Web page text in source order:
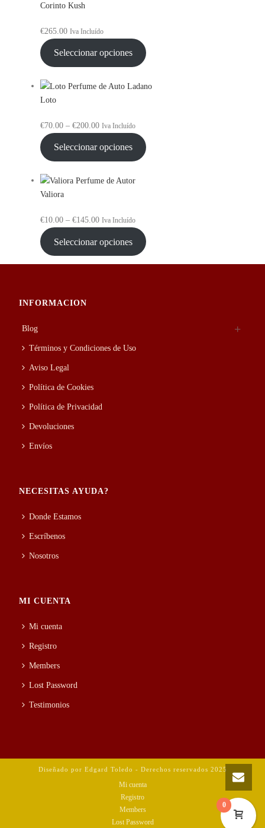
Corinto Kush
€265.00 Iva Incluído
Seleccionar opciones
Loto
€70.00 – €200.00Rango
precios:
€70.00
Iva Incluído
Seleccionar opciones
Valiora
€10.00 – €145.00Rango
precios:
Iva Incluído
Seleccionar opciones
INFORMACION
Blog
Términos y Condiciones de Uso
Aviso Legal
Política de Cookies
Política de Privacidad
Devoluciones
Envíos
NECESITAS AYUDA?
Donde Estamos
Escríbenos
Nosotros
MI CUENTA
Mi cuenta
Registro
Members
Lost Password
Testimonios
Diseñado por Edgard Toledo - Derechos reservados 2025
Mi cuenta
Registro
Members
Lost Password
0